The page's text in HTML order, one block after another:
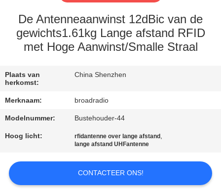
ONGEVEER
ONS
CONTACTEER
ONS
NIEUWS
De Antenneaanwinst 12dBic van de
gewichts1.61kg Lange afstand RFID
met Hoge Aanwinst/Smalle Straal
Plaats van
herkomst:
China Shenzhen
Merknaam: broadradio
Modelnummer: Bustehouder-44
Hoog licht: rfidantenne over lange afstand ,
lange afstand UHFantenne
CONTACTEER ONS!